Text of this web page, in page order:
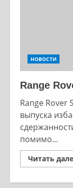
НОВОСТИ
Range
Range Rover
выпуска
помимо...
Читать